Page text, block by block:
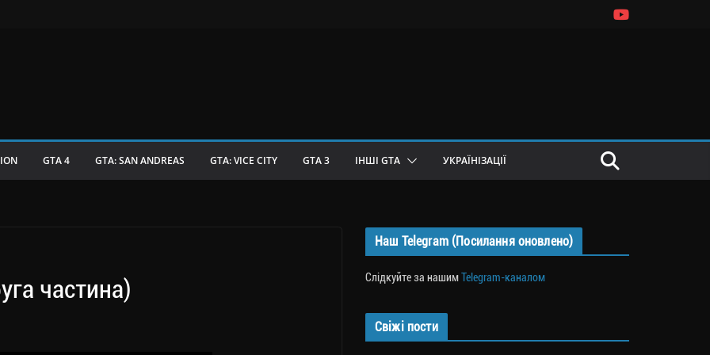
GTA 4 GTA: SAN ANDREAS GTA: VICE CITY GTA 3 ІНШІ GTA УКРАЇНІЗАЦІЇ
частина)
Наш Telegram (Посилання оновлено)
Слідкуйте за нашимTelegram-каналом
Свіжі пости